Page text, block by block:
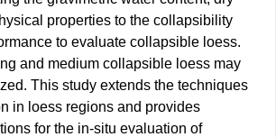
properties to the collapsibility
to evaluate collapsible loess.
and medium collapsible loess may
This study extends the techniques
in loess regions and provides
for the in-situ evaluation of